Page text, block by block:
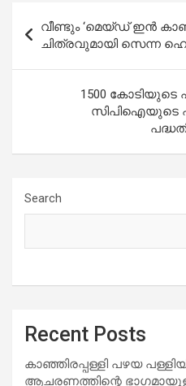
Post
navigation
വീണ്ടും ‘മെയ്ഡ് ഇൻ
ചിത്രവുമായി സെന്ന
1500 കോടിയുടെ
സിപിഐയുടെ
Search
Recent Posts
കാഞ്ഞിരപ്പള്ളി പഴയ
ആചരണത്തിന്റെ